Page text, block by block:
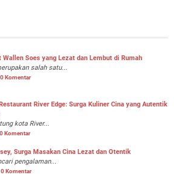
Wallen Soes yang Lezat dan Lembut di Rumah
salah satu...
0 Komentar
River Edge: Surga Kuliner Cina yang Autentik
kota River...
0 Komentar
Surga Masakan Cina Lezat dan Otentik
pengalaman...
0 Komentar